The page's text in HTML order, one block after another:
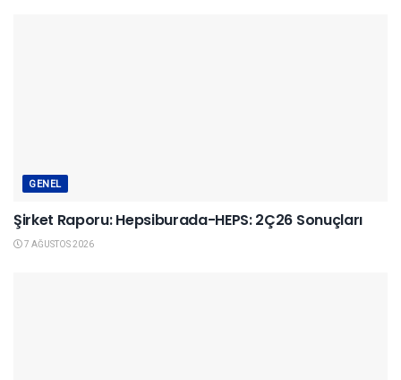
GENEL
Şirket Raporu: Hepsiburada-HEPS: 2Ç26 Sonuçları
7 AĞUSTOS 2026